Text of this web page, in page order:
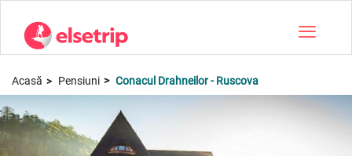
Toggle
Acasă Pensiuni Conacul Drahneilor - Ruscova